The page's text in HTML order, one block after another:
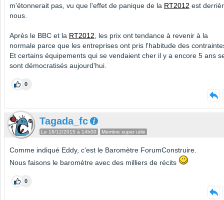
m'étonnerait pas, vu que l'effet de panique de la RT2012 est
nous.
Après le BBC et la RT2012 , les prix ont tendance à revenir à la
normale parce que les entreprises ont pris l'habitude des
Et certains équipements qui se vendaient cher il y a encore 5 ans
sont démocratisés aujourd'hui.
0
Tagada_fc
Le 18/12/2015 à 14h00 Membre super utile
Comme indiqué Eddy, c'est le Baromètre ForumConstruire.
Nous faisons le baromètre avec des milliers de récits
0